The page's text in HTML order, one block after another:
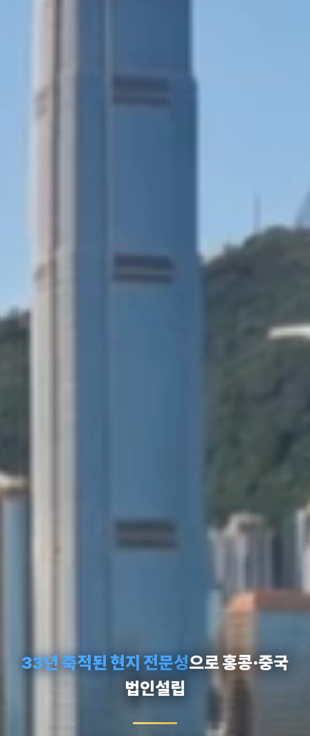
33년 축적된 현지 전문성으로 홍콩·중국
법인설립